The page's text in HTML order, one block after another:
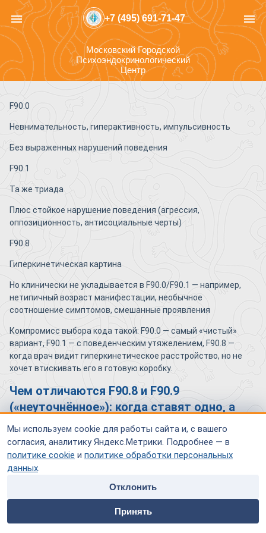
Мы используем cookie для работы сайта и, с вашего
согласия, аналитику Яндекс.Метрики. Подробнее — в
политике cookie и политике обработки персональных
данных.
Отклонить
Принять
home people
Специалисты
payment contacts
menu +7 (495) 691-71-47 menu
Московский Городской
Психоэндокринологический
Центр
F90.0
Невнимательность, гиперактивность, импульсивность
Без выраженных нарушений поведения
F90.1
Та же триада
Плюс стойкое нарушение поведения (агрессия,
оппозиционность, антисоциальные черты)
F90.8
Гиперкинетическая картина
Но клинически не укладывается в F90.0/F90.1 — например,
нетипичный возраст манифестации, необычное
соотношение симптомов, смешанные проявления
Компромисс выбора кода такой: F90.0 — самый «чистый»
вариант, F90.1 — с поведенческим утяжелением, F90.8 —
когда врач видит гиперкинетическое расстройство, но не
хочет втискивать его в готовую коробку.
Чем отличаются F90.8 и F90.9
(«неуточнённое»): когда ставят одно, а
когда другое?
F90.9 ставят, когда данных недостаточно — например,
ребёнка только начали обследовать, картина ещё неясна,
или информация о поведении в школе пока не собрана. Это
F90.8 — другая логика. Здесь данные есть, картина изучена,
но она нетипична для F90.0 и F90.1. Это уже не черновик, а
осознанное решение врача отнести случай к атипичным